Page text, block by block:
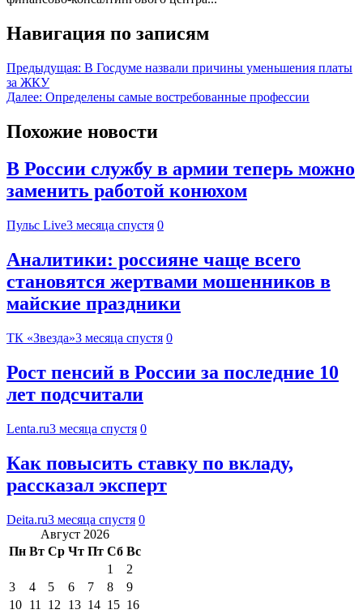
Навигация по записям
Предыдущая: В Госдуме назвали причины уменьшения платы
за ЖКУ
Далее: Определены самые востребованные профессии
Похожие новости
В России службу в армии теперь можно
заменить работой конюхом
Пульс Live3 месяца спустя 0
Аналитики: россияне чаще всего
становятся жертвами мошенников в
майские праздники
ТК «Звезда»3 месяца спустя 0
Рост пенсий в России за последние 10
лет подсчитали
Lenta.ru3 месяца спустя 0
Как повысить ставку по вкладу,
рассказал эксперт
Deita.ru3 месяца спустя 0
Август 2026
Пн Вт Ср Чт Пт Сб Вс
1
2
3
4 5 6 7 8
9
10 11 12 13 14 15 16